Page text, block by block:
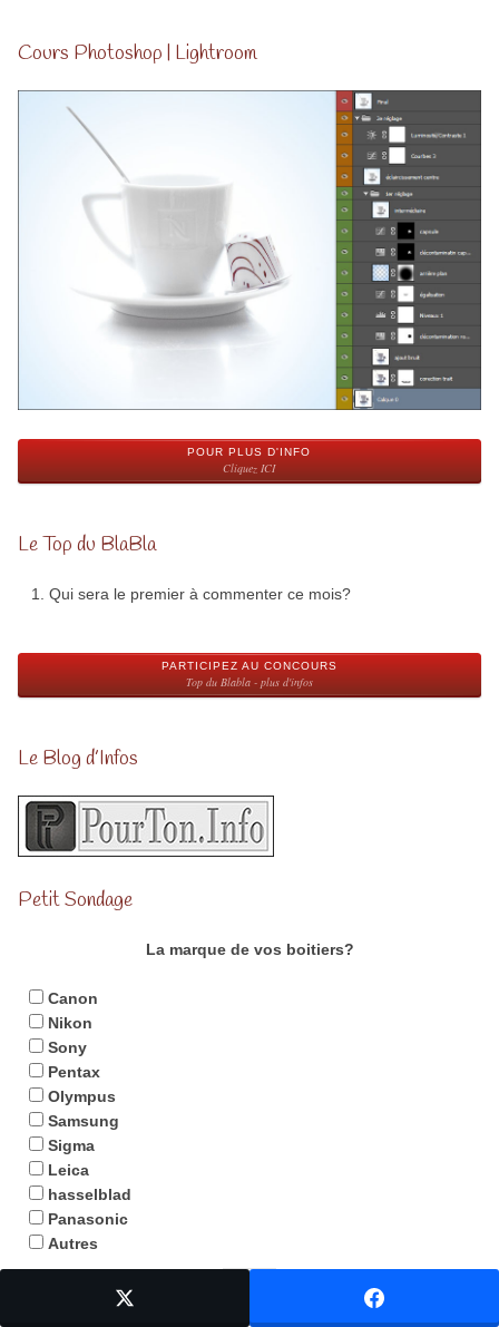
Cours Photoshop | Lightroom
POUR PLUS D'INFO
Cliquez ICI
Le Top du BlaBla
Qui sera le premier à commenter ce mois?
PARTICIPEZ AU CONCOURS
Top du Blabla - plus d'infos
Le Blog d’Infos
Petit Sondage
La marque de vos boitiers?
Canon
Nikon
Sony
Pentax
Olympus
Samsung
Sigma
Leica
hasselblad
Panasonic
Autres